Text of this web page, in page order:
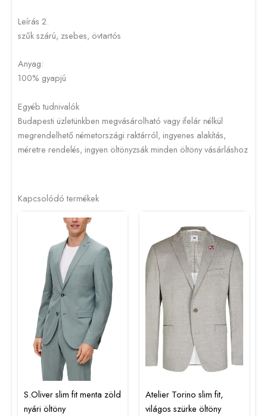
Leírás 2.
szűk szárú, zsebes, övtartós
Anyag:
100% gyapjú
Egyéb tudnivalók
Budapesti üzletünkben megvásárolható vagy ifelár nélkül
megrendelhető németországi raktárról, ingyenes alakítás,
méretre rendelés, ingyen öltönyzsák minden öltöny vásárláshoz
Kapcsolódó termékek
S.Oliver slim fit menta zöld
nyári öltöny
Atelier Torino slim fit,
világos szürke öltöny